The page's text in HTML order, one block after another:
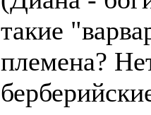
такие
племена?